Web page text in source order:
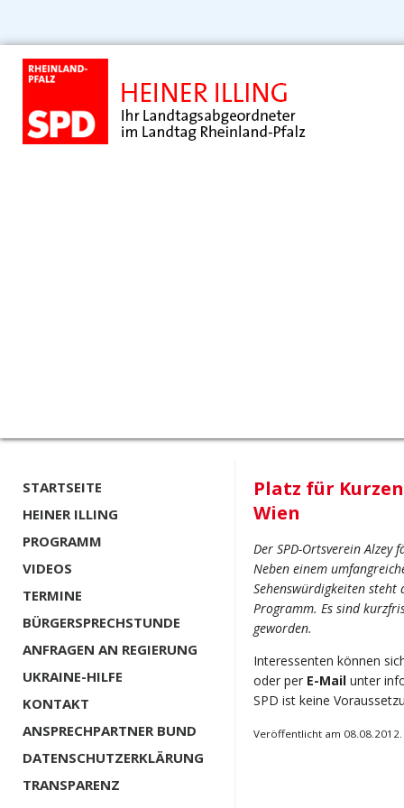
STARTSEITE
HEINER ILLING
PROGRAMM
VIDEOS
TERMINE
BÜRGERSPRECHSTUNDE
ANFRAGEN AN REGIERUNG
UKRAINE-HILFE
KONTAKT
ANSPRECHPARTNER BUND
DATENSCHUTZERKLÄRUNG
TRANSPARENZ
Platz für
Wien
Der SPD-Ortsverein Alzey
Neben einem
Sehenswürdigkeiten steht
Programm. Es sind
geworden.
Interessenten können
oder per E-Mail unter
SPD ist keine
Veröffentlicht am 08.08.2012.